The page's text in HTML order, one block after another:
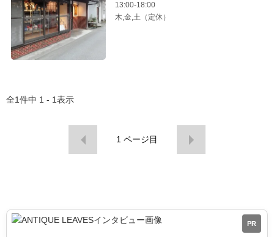
13:00-18:00
木,金,土（定休）
全1件中 1 - 1表示
1 ページ目
PR